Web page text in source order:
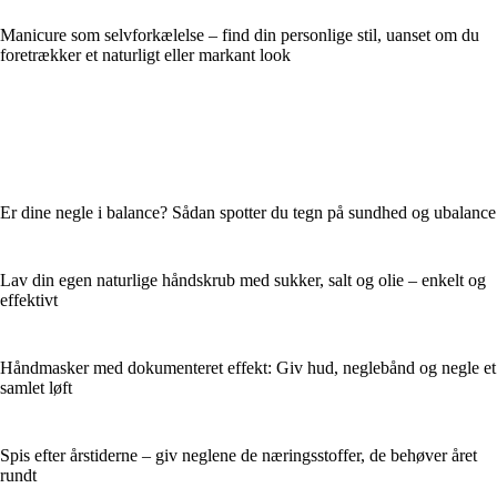
Manicure som selvforkælelse – find din personlige stil, uanset om du
foretrækker et naturligt eller markant look
Er dine negle i balance? Sådan spotter du tegn på sundhed og ubalance
Lav din egen naturlige håndskrub med sukker, salt og olie – enkelt og
effektivt
Håndmasker med dokumenteret effekt: Giv hud, neglebånd og negle et
samlet løft
Spis efter årstiderne – giv neglene de næringsstoffer, de behøver året
rundt